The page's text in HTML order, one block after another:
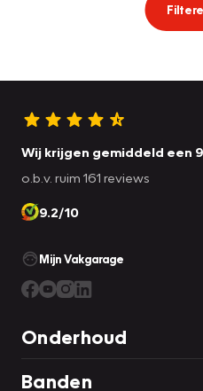
Wij krijgen gemiddeld een
o.b.v. ruim 161 reviews
9.2/10
Mijn Vakgarage
Onderhoud
Banden